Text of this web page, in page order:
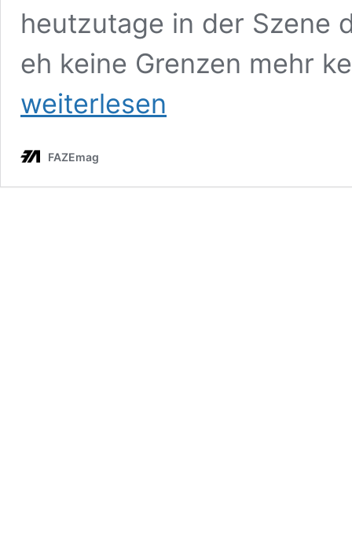
heutzutage in der Szene
eh keine Grenzen mehr
weiterlesen
FAZEmag